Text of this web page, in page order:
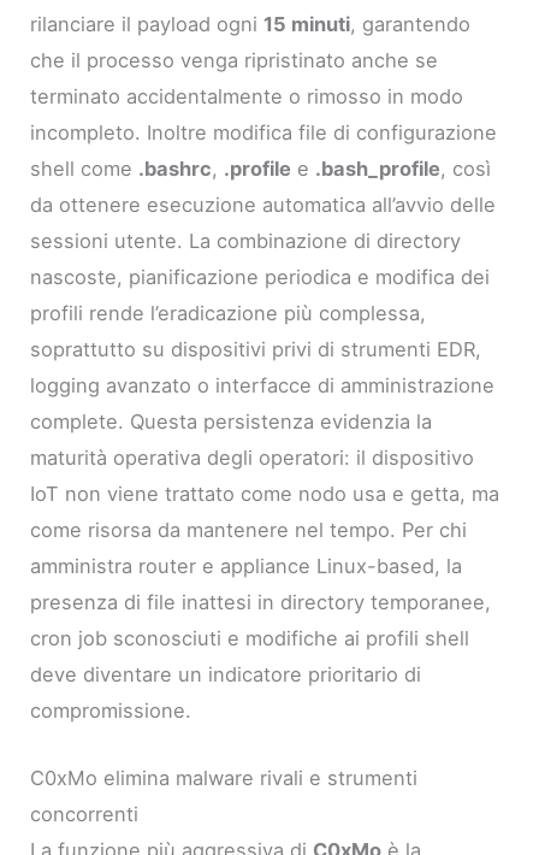
rilanciare il payload ogni 15 minuti, garantendo
che il processo venga ripristinato anche se
terminato accidentalmente o rimosso in modo
incompleto. Inoltre modifica file di configurazione
shell come .bashrc, .profile e .bash_profile, così
da ottenere esecuzione automatica all’avvio delle
sessioni utente. La combinazione di directory
nascoste, pianificazione periodica e modifica dei
profili rende l’eradicazione più complessa,
soprattutto su dispositivi privi di strumenti EDR,
logging avanzato o interfacce di amministrazione
complete. Questa persistenza evidenzia la
maturità operativa degli operatori: il dispositivo
IoT non viene trattato come nodo usa e getta, ma
come risorsa da mantenere nel tempo. Per chi
amministra router e appliance Linux-based, la
presenza di file inattesi in directory temporanee,
cron job sconosciuti e modifiche ai profili shell
deve diventare un indicatore prioritario di
compromissione.
C0xMo elimina malware rivali e strumenti
concorrenti